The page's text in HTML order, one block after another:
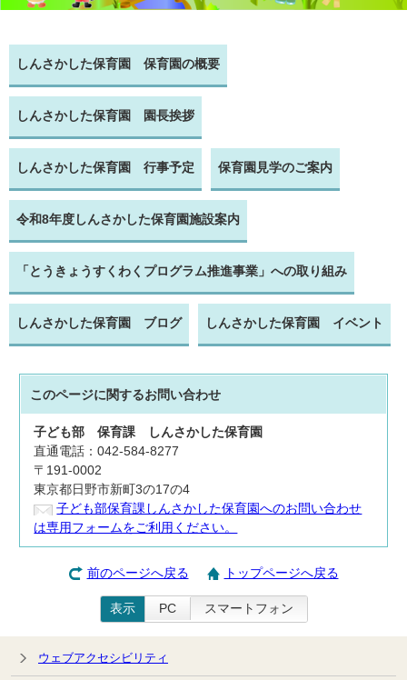
しんさかした保育園 保育園の概要
しんさかした保育園 園長挨拶
しんさかした保育園 行事予定 保育園見学のご案内
令和8年度しんさかした保育園施設案内
「とうきょうすくわくプログラム推進事業」への取り組み
しんさかした保育園 ブログ しんさかした保育園 イベント
このページに関するお問い合わせ
子ども部保育課 しんさかした保育園
直通電話：042-584-8277
〒191-0002
東京都日野市新町3の17の4
子ども部保育課しんさかした保育園へのお問い合わせ
は専用フォームをご利用ください。
前のページへ戻る トップページへ戻る
表示 PC スマートフォン
ウェブアクセシビリティ